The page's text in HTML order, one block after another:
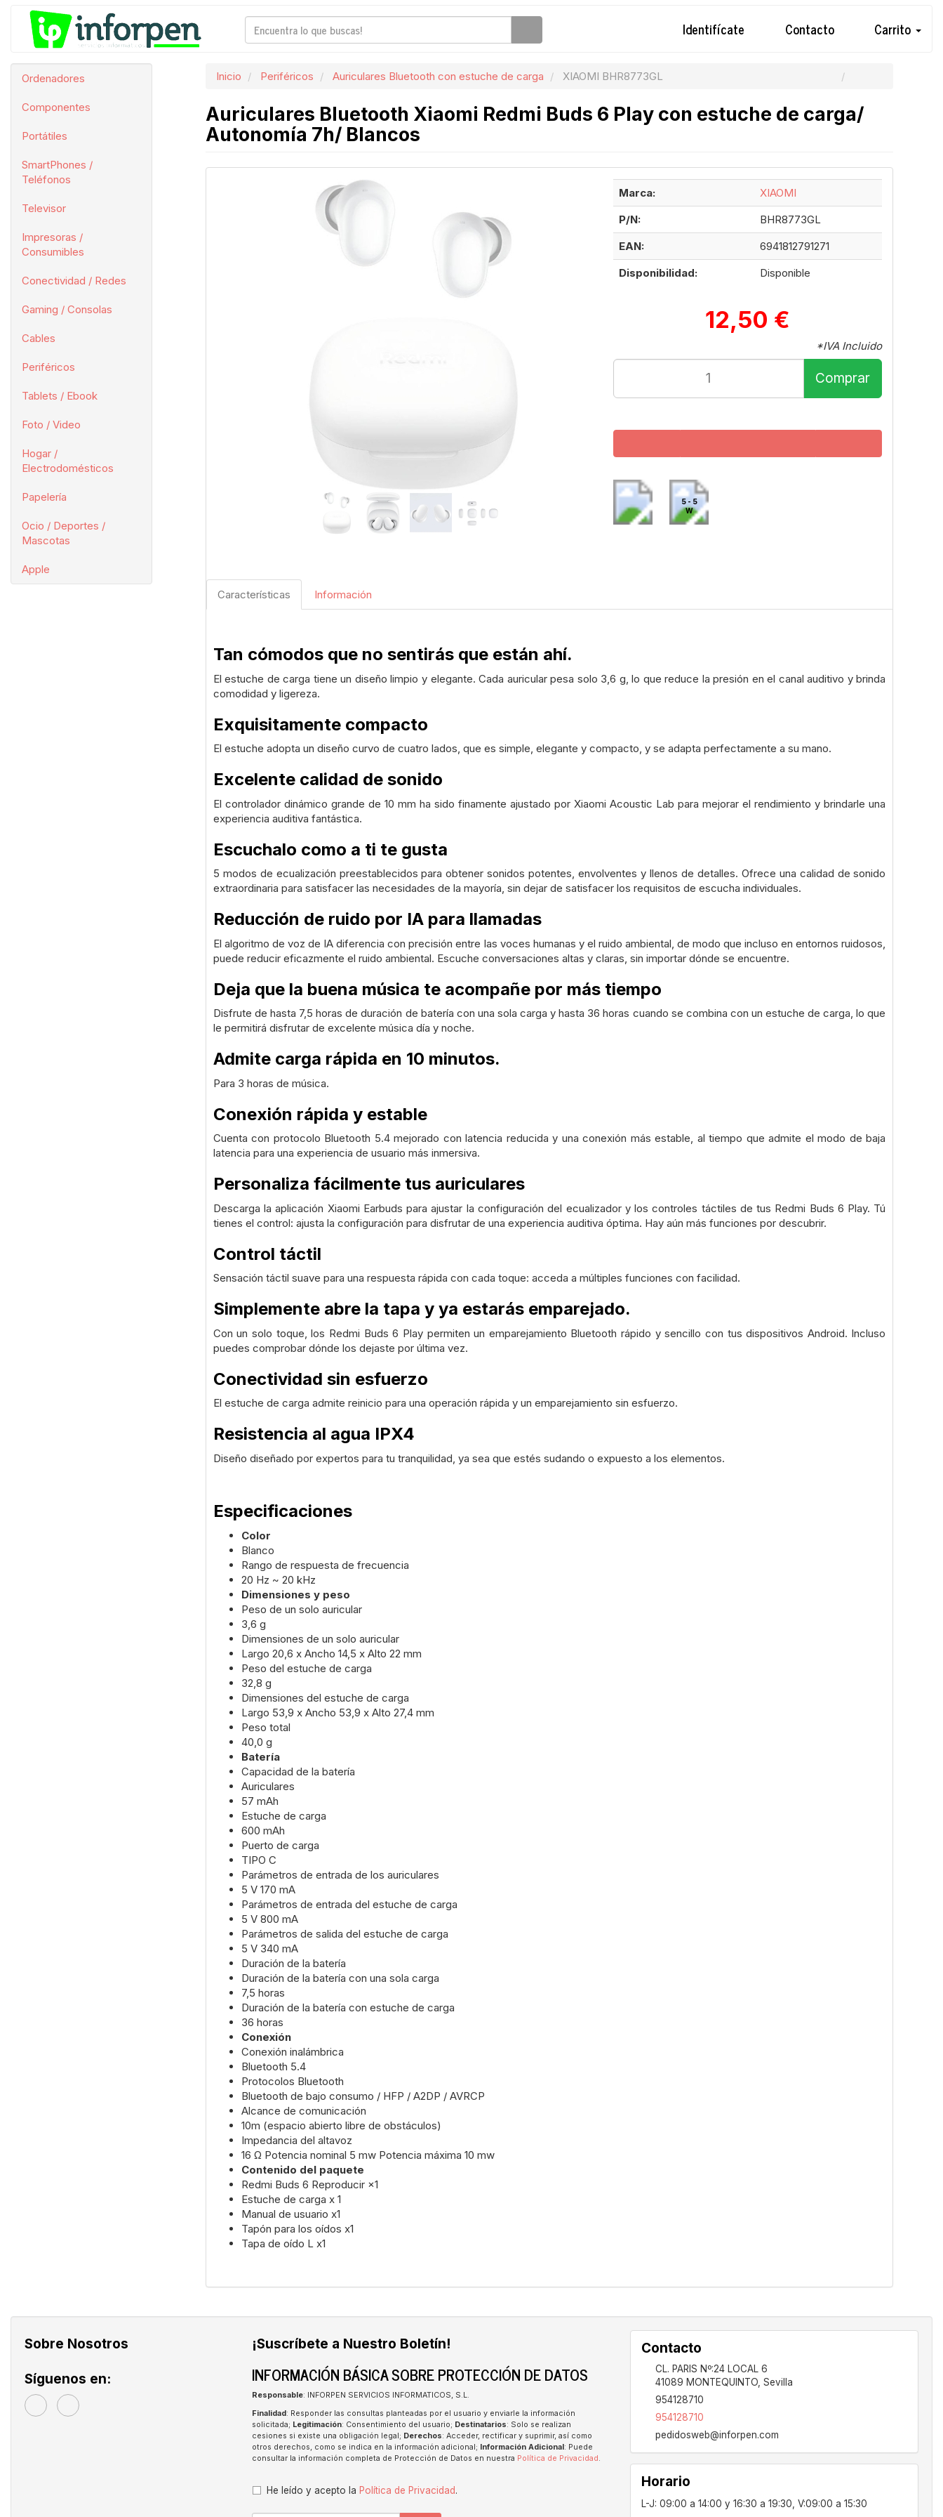
Identifícate Contacto Carrito
Ordenadores
Componentes
Portátiles
SmartPhones /
Teléfonos
Televisor
Impresoras /
Consumibles
Conectividad / Redes
Gaming / Consolas
Cables
Periféricos
Tablets / Ebook
Foto / Video
Hogar /
Electrodomésticos
Papelería
Ocio / Deportes /
Mascotas
Apple
Inicio Periféricos Auriculares Bluetooth con estuche de carga XIAOMI BHR8773GL
Auriculares Bluetooth Xiaomi Redmi Buds 6 Play con estuche de carga/
Autonomía 7h/ Blancos
Marca:
XIAOMI
P/N:
BHR8773GL
EAN:
6941812791271
Disponibilidad:
Disponible
12,50 €
*IVA Incluido
Comprar
5 - 5
W
Características Información
Tan cómodos que no sentirás que están ahí.
El estuche de carga tiene un diseño limpio y elegante. Cada auricular pesa solo 3,6 g, lo que reduce la presión en el canal auditivo y brinda
comodidad y ligereza.
Exquisitamente compacto
El estuche adopta un diseño curvo de cuatro lados, que es simple, elegante y compacto, y se adapta perfectamente a su mano.
Excelente calidad de sonido
El controlador dinámico grande de 10 mm ha sido finamente ajustado por Xiaomi Acoustic Lab para mejorar el rendimiento y brindarle una
experiencia auditiva fantástica.
Escuchalo como a ti te gusta
5 modos de ecualización preestablecidos para obtener sonidos potentes, envolventes y llenos de detalles. Ofrece una calidad de sonido
extraordinaria para satisfacer las necesidades de la mayoría, sin dejar de satisfacer los requisitos de escucha individuales.
Reducción de ruido por IA para llamadas
El algoritmo de voz de IA diferencia con precisión entre las voces humanas y el ruido ambiental, de modo que incluso en entornos ruidosos,
puede reducir eficazmente el ruido ambiental. Escuche conversaciones altas y claras, sin importar dónde se encuentre.
Deja que la buena música te acompañe por más tiempo
Disfrute de hasta 7,5 horas de duración de batería con una sola carga y hasta 36 horas cuando se combina con un estuche de carga, lo que
le permitirá disfrutar de excelente música día y noche.
Admite carga rápida en 10 minutos.
Para 3 horas de música.
Conexión rápida y estable
Cuenta con protocolo Bluetooth 5.4 mejorado con latencia reducida y una conexión más estable, al tiempo que admite el modo de baja
latencia para una experiencia de usuario más inmersiva.
Personaliza fácilmente tus auriculares
Descarga la aplicación Xiaomi Earbuds para ajustar la configuración del ecualizador y los controles táctiles de tus Redmi Buds 6 Play. Tú
tienes el control: ajusta la configuración para disfrutar de una experiencia auditiva óptima. Hay aún más funciones por descubrir.
Control táctil
Sensación táctil suave para una respuesta rápida con cada toque: acceda a múltiples funciones con facilidad.
Simplemente abre la tapa y ya estarás emparejado.
Con un solo toque, los Redmi Buds 6 Play permiten un emparejamiento Bluetooth rápido y sencillo con tus dispositivos Android. Incluso
puedes comprobar dónde los dejaste por última vez.
Conectividad sin esfuerzo
El estuche de carga admite reinicio para una operación rápida y un emparejamiento sin esfuerzo.
Resistencia al agua IPX4
Diseño diseñado por expertos para tu tranquilidad, ya sea que estés sudando o expuesto a los elementos.
Especificaciones
Color
Blanco
Rango de respuesta de frecuencia
20 Hz ~ 20 kHz
Dimensiones y peso
Peso de un solo auricular
3,6 g
Dimensiones de un solo auricular
Largo 20,6 x Ancho 14,5 x Alto 22 mm
Peso del estuche de carga
32,8 g
Dimensiones del estuche de carga
Largo 53,9 x Ancho 53,9 x Alto 27,4 mm
Peso total
40,0 g
Batería
Capacidad de la batería
Auriculares
57 mAh
Estuche de carga
600 mAh
Puerto de carga
TIPO C
Parámetros de entrada de los auriculares
5 V 170 mA
Parámetros de entrada del estuche de carga
5 V 800 mA
Parámetros de salida del estuche de carga
5 V 340 mA
Duración de la batería
Duración de la batería con una sola carga
7,5 horas
Duración de la batería con estuche de carga
36 horas
Conexión
Conexión inalámbrica
Bluetooth 5.4
Protocolos Bluetooth
Bluetooth de bajo consumo / HFP / A2DP / AVRCP
Alcance de comunicación
10m (espacio abierto libre de obstáculos)
Impedancia del altavoz
16 Ω Potencia nominal 5 mw Potencia máxima 10 mw
Contenido del paquete
Redmi Buds 6 Reproducir ×1
Estuche de carga x 1
Manual de usuario x1
Tapón para los oídos x1
Tapa de oído L x1
Sobre Nosotros
Síguenos en:
¡Suscríbete a Nuestro Boletín!
INFORMACIÓN BÁSICA SOBRE PROTECCIÓN DE DATOS
Responsable: INFORPEN SERVICIOS INFORMATICOS, S.L.
Finalidad : Responder las consultas planteadas por el usuario y enviarle la información
solicitada; Legitimación: Consentimiento del usuario; Destinatarios: Solo se realizan
cesiones si existe una obligación legal; Derechos: Acceder, rectificar y suprimir, así como
otros derechos, como se indica en la información adicional;
Información Adicional : Puede
consultar la información completa de Protección de Datos en nuestra Política de Privacidad .
He leído y acepto la Política de Privacidad.
Contacto
CL. PARIS Nº:24 LOCAL 6
41089 MONTEQUINTO, Sevilla
954128710
954128710
pedidosweb@inforpen.com
Horario
L-J: 09:00 a 14:00 y 16:30 a 19:30, V:09:00 a 15:30